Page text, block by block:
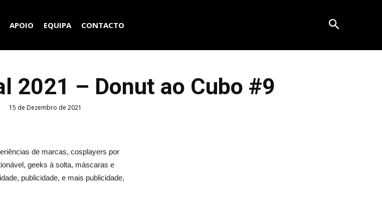
APOIO EQUIPA CONTACTO
2021 – Donut ao Cubo #9
15 de Dezembro de 2021
de marcas, cosplayers por
geeks à solta, máscaras e
publicidade, e mais publicidade,